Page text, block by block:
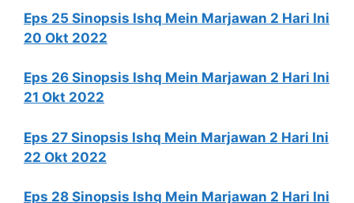
Eps 25 Sinopsis Ishq Mein Marjawan 2 Hari Ini
20 Okt 2022
Eps 26 Sinopsis Ishq Mein Marjawan 2 Hari Ini
21 Okt 2022
Eps 27 Sinopsis Ishq Mein Marjawan 2 Hari Ini
22 Okt 2022
Eps 28 Sinopsis Ishq Mein Marjawan 2 Hari Ini